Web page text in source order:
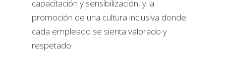
capacitación y sensibilización, y la
promoción de una cultura inclusiva donde
cada empleado se sienta valorado y
respetado.